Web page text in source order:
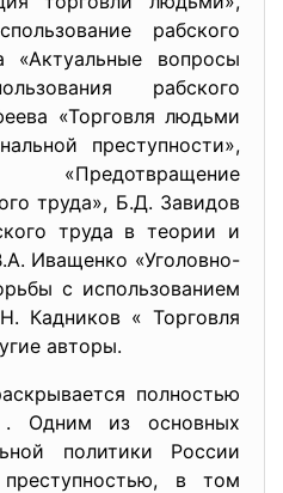
рабского
«Актуальные вопросы
рабского
«Торговля людьми
преступности»,
труда», Б.Д. Завидов
труда в теории и
Иващенко «Уголовно-
с использованием
Кадников « Торговля
авторы.
полностью
. Одним из основных
политики России
в том